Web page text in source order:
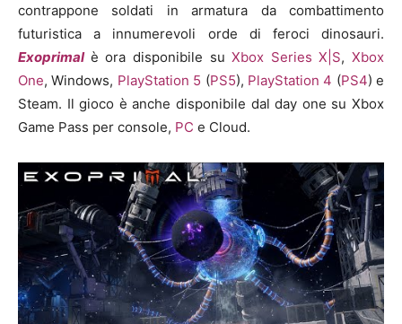
contrappone soldati in armatura da combattimento
futuristica a innumerevoli orde di feroci dinosauri.
Exoprimal è ora disponibile suXbox Series X|S, Xbox
One, Windows, PlayStation 5 (PS5), PlayStation 4 (PS4) e
Steam. Il gioco è anche disponibile dal day one su Xbox
Game Pass per console, PC e Cloud.